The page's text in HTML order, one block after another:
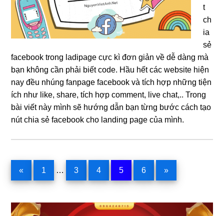
t
ch
ia
sẻ
facebook trong ladipage cực kì đơn giản về dễ dàng mà
bạn không cần phải biết code. Hầu hết các website hiện
nay đều nhúng fanpage facebook và tích hợp những tiện
ích như like, share, tích hợp comment, live chat,.. Trong
bài viết này mình sẽ hướng dẫn bạn từng bước cách tạo
nút chia sẻ facebook cho landing page của mình.
« Trang
1
Interim
… Trang
3 Trang
4 Trang
5 Trang
6 »
Sidebar